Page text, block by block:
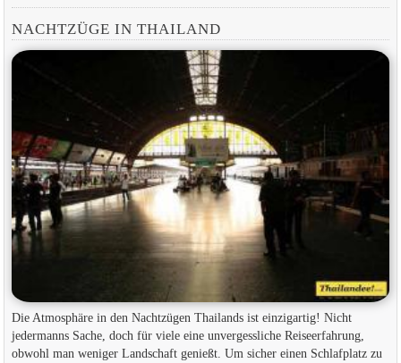
NACHTZÜGE IN THAILAND
Die Atmosphäre in den Nachtzügen Thailands ist einzigartig! Nicht
jedermanns Sache, doch für viele eine unvergessliche Reiseerfahrung,
obwohl man weniger Landschaft genießt. Um sicher einen Schlafplatz zu